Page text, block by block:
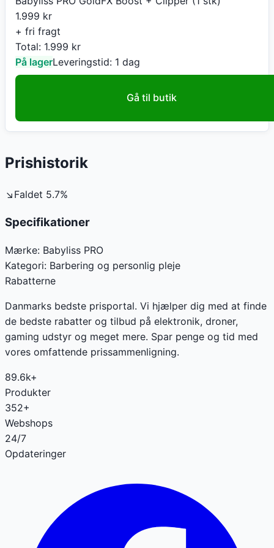
1.999 kr
+ fri fragt
Total: 1.999 kr
På lagerLeveringstid: 1 dag
Gå til butik
Prishistorik
↘ Faldet 5.7%
Specifikationer
Mærke: Babyliss PRO
Kategori: Barbering og personlig pleje
Rabatterne
Danmarks bedste prisportal. Vi hjælper dig med at finde
de bedste rabatter og tilbud på elektronik, droner,
gaming udstyr og meget mere. Spar penge og tid med
vores omfattende prissammenligning.
89.6k+
Produkter
352+
Webshops
24/7
Opdateringer